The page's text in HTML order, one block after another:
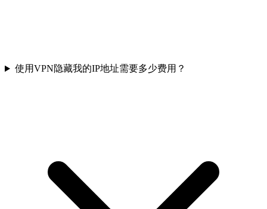
使用VPN隐藏我的IP地址需要多少费用？